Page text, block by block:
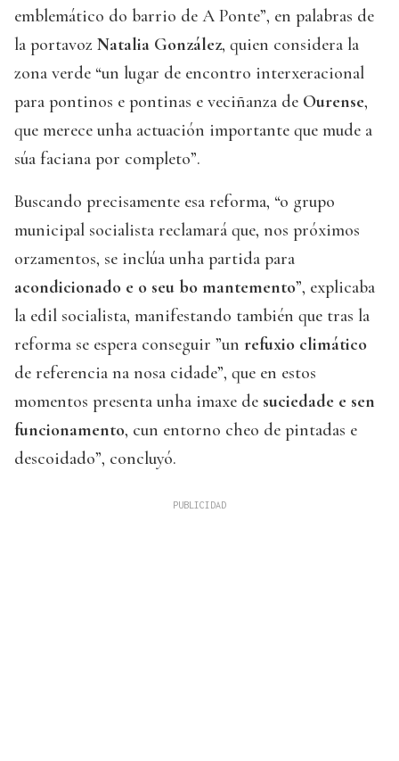
emblemático do barrio de A Ponte”, en palabras de
la portavoz Natalia González, quien considera la
zona verde “un lugar de encontro interxeracional
para pontinos e pontinas e veciñanza de Ourense,
que merece unha actuación importante que mude a
súa faciana por completo”.
Buscando precisamente esa reforma, “o grupo
municipal socialista reclamará que, nos próximos
orzamentos, se inclúa unha partida para
acondicionado e o seu bo mantemento”, explicaba
la edil socialista, manifestando también que tras la
reforma se espera conseguir ”un refuxio climático
de referencia na nosa cidade”, que en estos
momentos presenta unha imaxe de suciedade e sen
funcionamento, cun entorno cheo de pintadas e
descoidado”, concluyó.